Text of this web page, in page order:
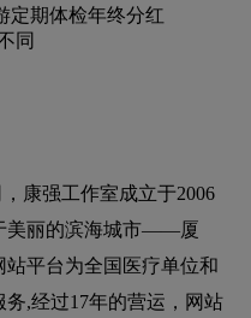
定期体检年终分红
同
康强工作室成立于2006
美丽的滨海城市——厦
平台为全国医疗单位和
,经过17年的营运，网站